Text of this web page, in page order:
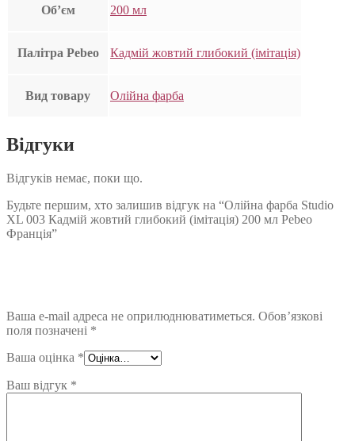
Об’єм 200 мл
Палітра Pebeo Кадмій жовтий глибокий (імітація)
Вид товару Олійна фарба
Відгуки
Відгуків немає, поки що.
Будьте першим, хто залишив відгук на “Олійна фарба Studio
XL 003 Кадмій жовтий глибокий (імітація) 200 мл Pebeo
Франція”
Ваша e-mail адреса не оприлюднюватиметься. Обов’язкові
поля позначені *
Ваша оцінка *
Ваш відгук *